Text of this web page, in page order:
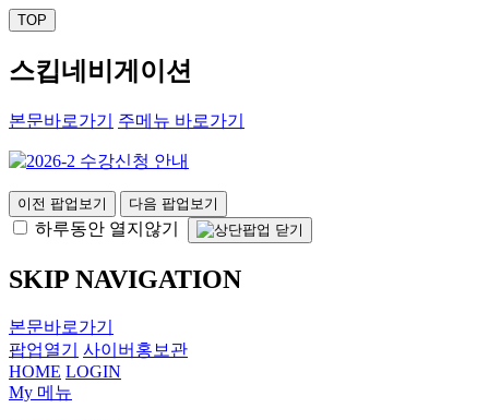
TOP
스킵네비게이션
본문바로가기 주메뉴 바로가기
이전 팝업보기 다음 팝업보기
하루동안 열지않기
SKIP NAVIGATION
본문바로가기
팝업열기
사이버홍보관
HOME LOGIN
My 메뉴